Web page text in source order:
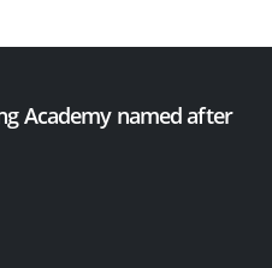
Academy named after